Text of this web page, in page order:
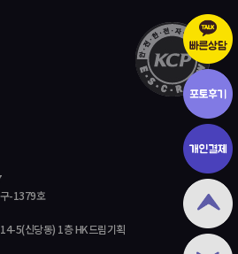
-1379호
5(신당동) 1층 HK드림기획